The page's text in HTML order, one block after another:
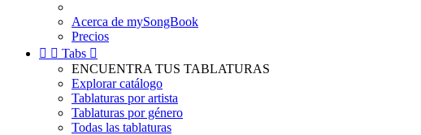
Acerca de mySongBook
Precios
  Tabs 
ENCUENTRA TUS TABLATURAS
Explorar catálogo
Tablaturas por artista
Tablaturas por género
Todas las tablaturas